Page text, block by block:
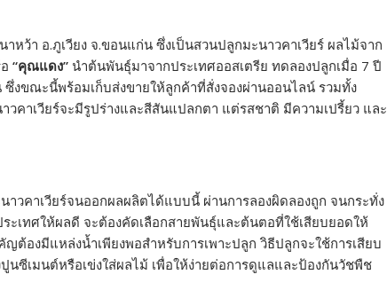
ว้า อ.ภูเวียง จ.ขอนแก่น ซึ่งเป็นสวนปลูกมะนาวคาเวียร์ ผลไม้จาก
“คุณแดง” นำต้นพันธุ์มาจากประเทศออสเตรีย ทดลองปลูกเมื่อ 7 ปี
งขณะนี้พร้อมเก็บส่งขายให้ลูกค้าที่สั่งจองผ่านออนไลน์ รวมทั้ง
คาเวียร์จะมีรูปร่างและสีสันแปลกตา แต่รสชาติ มีความเปรี้ยว และ
วคาเวียร์จนออกผลผลิตได้แบบนี้ ผ่านการลองผิดลองถูก จนกระทั่ง
ะเทศให้ผลดี จะต้องคัดเลือกสายพันธุ์และต้นตอที่ใช้เสียบยอดให้
องมีแหล่งน้ำเพียงพอสำหรับการเพาะปลูก วิธีปลูกจะใช้การเสียบ
ซีเมนต์หรือเข่งใส่ผลไม้ เพื่อให้ง่ายต่อการดูแลและป้องกันวัชพืช